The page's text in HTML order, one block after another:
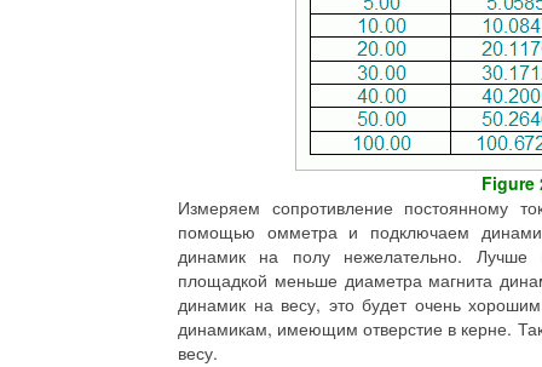
Figure
Измеряем сопротивление постоянному
помощью омметра и подключаем
динамик на полу нежелательно. Лучше
площадкой меньше диаметра магнита
динамик на весу, это будет очень
динамикам, имеющим отверстие в керне.
весу.